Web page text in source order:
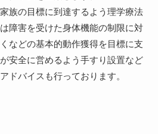
族の目標に到達するよう理学療法
障害を受けた身体機能の制限に対
などの基本的動作獲得を目標に支
安全に営めるよう手すり設置など
ドバイスも行っております。